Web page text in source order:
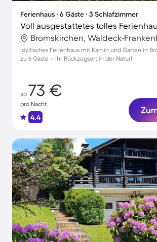
Ferienhaus ∙ 6 Gäste ∙ 3 Schlafzimmer
Idyllisches Ferienhaus mit Kamin und Garten in
zu 6 Gäste – Ihr Rückzugsort in der Natur!
ab 73 €
pro Nacht
4.4